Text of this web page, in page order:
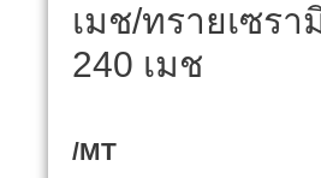
เมช/ทรายเซร
240 เมช
/MT